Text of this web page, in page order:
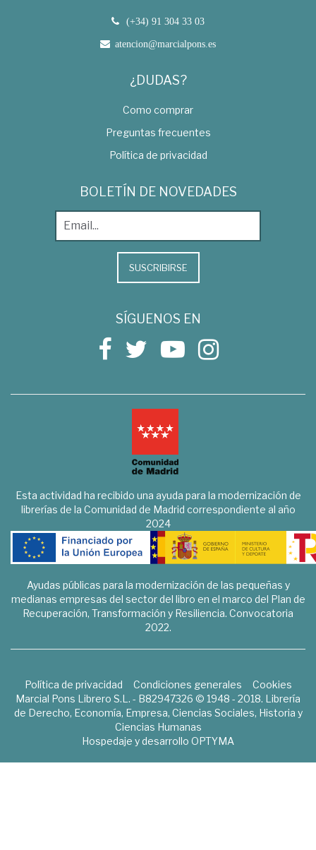
(+34) 91 304 33 03
atencion@marcialpons.es
¿DUDAS?
Como comprar
Preguntas frecuentes
Política de privacidad
BOLETÍN DE NOVEDADES
SUSCRIBIRSE
SÍGUENOS EN
Esta actividad ha recibido una ayuda para la modernización de
librerías de la Comunidad de Madrid correspondiente al año
2024
Ayudas públicas para la modernización de las pequeñas y
medianas empresas del sector del libro en el marco del Plan de
Recuperación, Transformación y Resiliencia. Convocatoria
2022.
Política de privacidad Condiciones generales
Cookies
Marcial Pons Librero S.L. - B82947326 © 1948 - 2018. Librería
de Derecho, Economía, Empresa, Ciencias Sociales, Historia y
Ciencias Humanas
Hospedaje y desarrollo OPTYMA